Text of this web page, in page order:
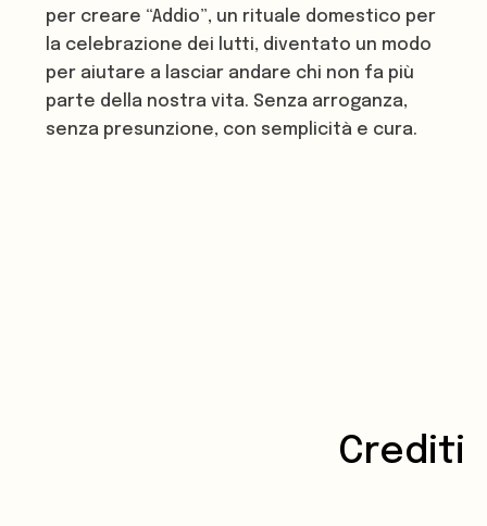
per creare “Addio”, un rituale domestico per
la celebrazione dei lutti, diventato un modo
per aiutare a lasciar andare chi non fa più
parte della nostra vita. Senza arroganza,
senza presunzione, con semplicità e cura.
Crediti